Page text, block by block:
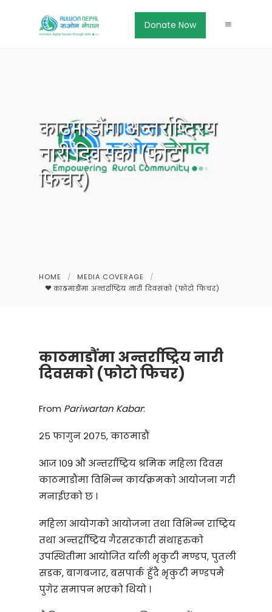
Donate Now
काठमाडौंमा अन्तर्राष्ट्रिय
नारी दिवसको (फोटो
फिचर)
HOME / MEDIA COVERAGE
/
काठमाडौंमा अन्तर्राष्ट्रिय नारी दिवसको (फोटो फिचर)
काठमाडौंमा अन्तर्राष्ट्रिय नारी
दिवसको (फोटो फिचर)
From Pariwartan Kabar:
२५ फागुन २०७५, काठमाडौं
आज १०९ औं अन्तर्राष्ट्रिय श्रमिक महिला दिवस
काठमाडौंमा विभिन्न कार्यक्रमको आयोजना गरी
मनाईएको छ ।
महिला आयोगको आयोजना तथा विभिन्न राष्ट्रिय
तथा अन्तर्र्राष्ट्रिय गैरसरकारी संथाहरुको
उपस्थितीमा आयोजित र्याली भृकुटी मण्डप, पुतली
सडक, बागबजार, बसपार्क हुँदै भृकुटी मण्डपमै
पुगेर समापन भएको थियो ।